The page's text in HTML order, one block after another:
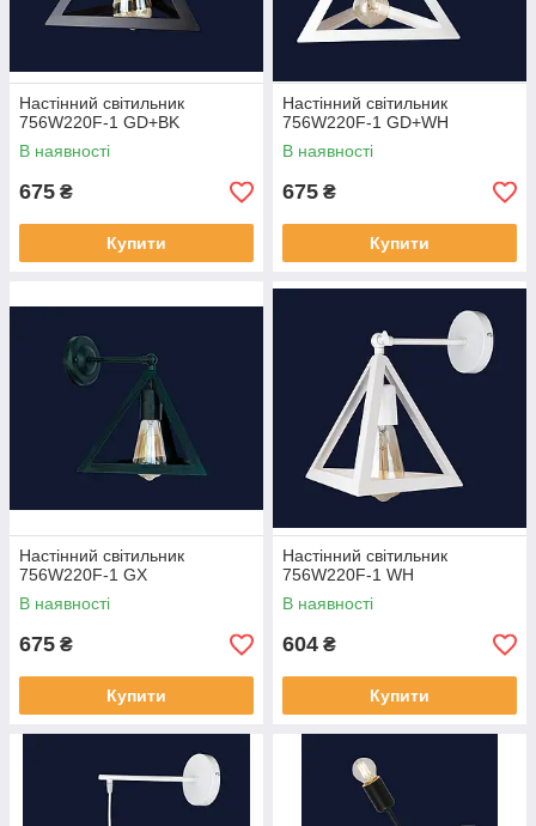
Настінний світильник
756W220F-1 GD+BK
В наявності
675 ₴
Купити
Настінний світильник
756W220F-1 GD+WH
В наявності
675 ₴
Купити
Настінний світильник
756W220F-1 GX
В наявності
675 ₴
Купити
Настінний світильник
756W220F-1 WH
В наявності
604 ₴
Купити